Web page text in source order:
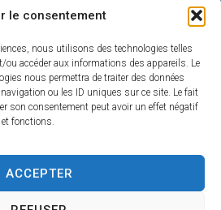
le consentement
nous utilisons des technologies telles
ou accéder aux informations des appareils. Le
nous permettra de traiter des données
ou les ID uniques sur ce site. Le fait
son consentement peut avoir un effet négatif
fonctions.
ACCEPTER
: